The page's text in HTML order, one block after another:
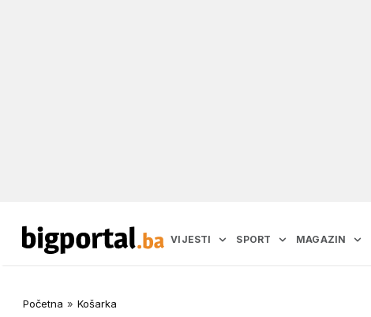
VIJESTI SPORT MAGAZIN
Početna » Košarka